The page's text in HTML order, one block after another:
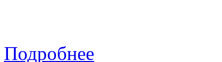
Подробнее